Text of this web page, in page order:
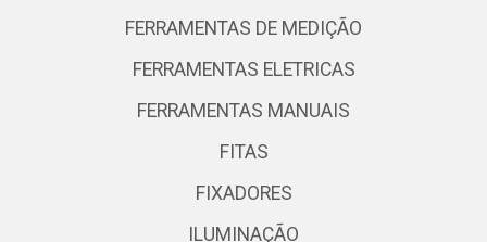
FERRAMENTAS DE MEDIÇÃO
FERRAMENTAS ELETRICAS
FERRAMENTAS MANUAIS
FITAS
FIXADORES
ILUMINAÇÃO